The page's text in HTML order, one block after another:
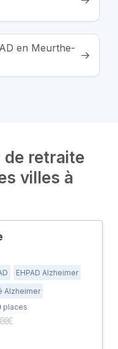
en Meurthe-
de retraite
villes à
EHPAD Alzheimer
Alzheimer
places